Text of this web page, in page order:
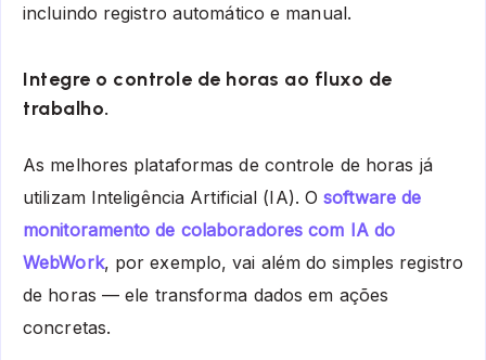
incluindo registro automático e manual.
Integre o controle de horas ao fluxo de
trabalho.
As melhores plataformas de controle de horas já
utilizam Inteligência Artificial (IA). Osoftware de
monitoramento de colaboradores com IA do
WebWork, por exemplo, vai além do simples registro
de horas — ele transforma dados em ações
concretas.